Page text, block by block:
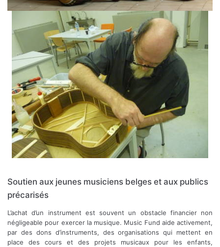
Soutien aux jeunes musiciens belges et aux publics
précarisés
L’achat d’un instrument est souvent un obstacle financier non
négligeable pour exercer la musique. Music Fund aide activement,
par des dons d’instruments, des organisations qui mettent en
place des cours et des projets musicaux pour les enfants,